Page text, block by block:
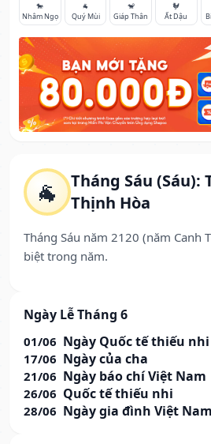
🐐
Tháng Sáu (Sáu):
Thịnh Hòa
Tháng Sáu năm 2120 (năm Canh
biệt trong năm.
Ngày Lễ Tháng 6
01/06 Ngày Quốc tế thiếu nhi
17/06 Ngày của cha
21/06 Ngày báo chí Việt Nam
26/06 Quốc tế thiếu nhi
28/06 Ngày gia đình Việt Nam
🐎
Nhâm Ngọ
🐐
Quý Mùi
🐒
Giáp Thân
🐓
Ất Dậu